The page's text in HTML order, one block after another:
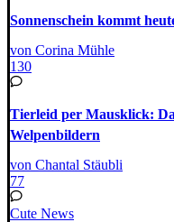
Sonnenschein kommt
von Corina Mühle
130
Tierleid per Mausklick:
Welpenbildern
von Chantal Stäubli
77
Cute News